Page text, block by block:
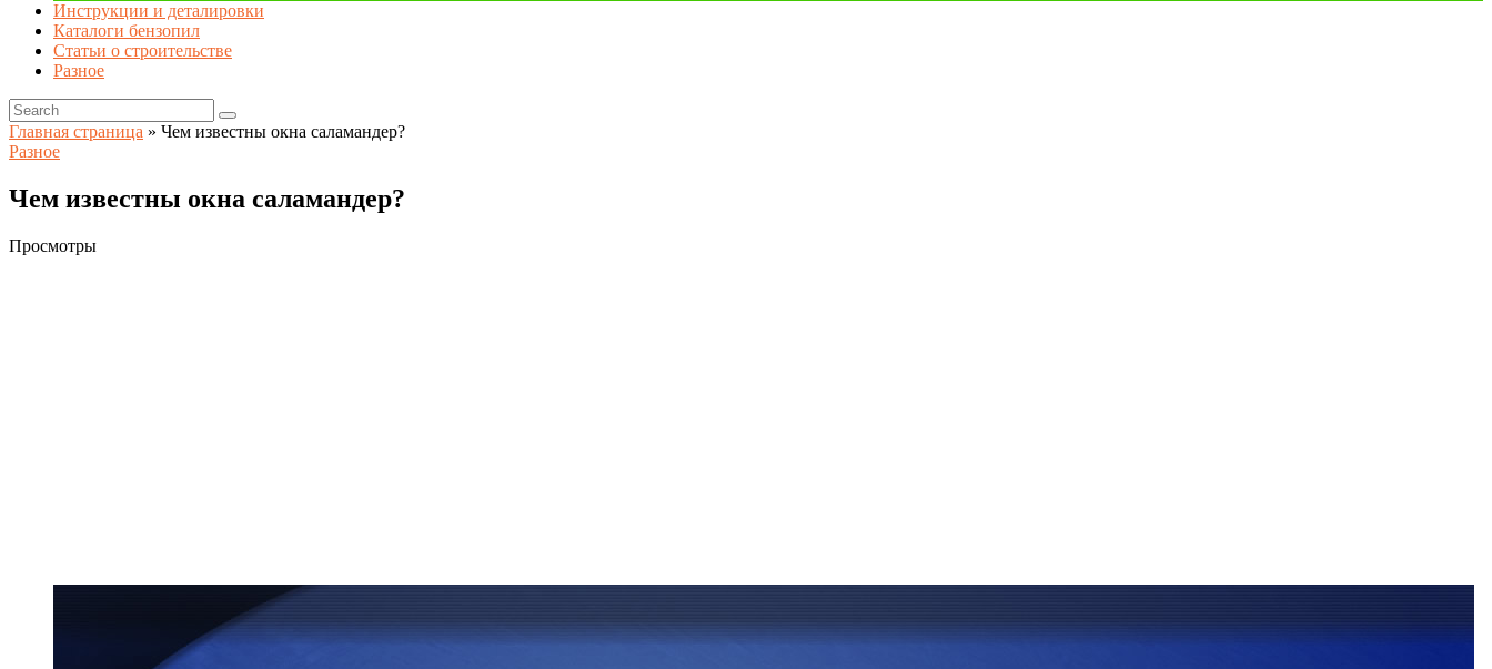
Инструкции и деталировки
Каталоги бензопил
Статьи о строительстве
Разное
Главная страница » Чем известны окна саламандер?
Разное
Чем известны окна саламандер?
Просмотры